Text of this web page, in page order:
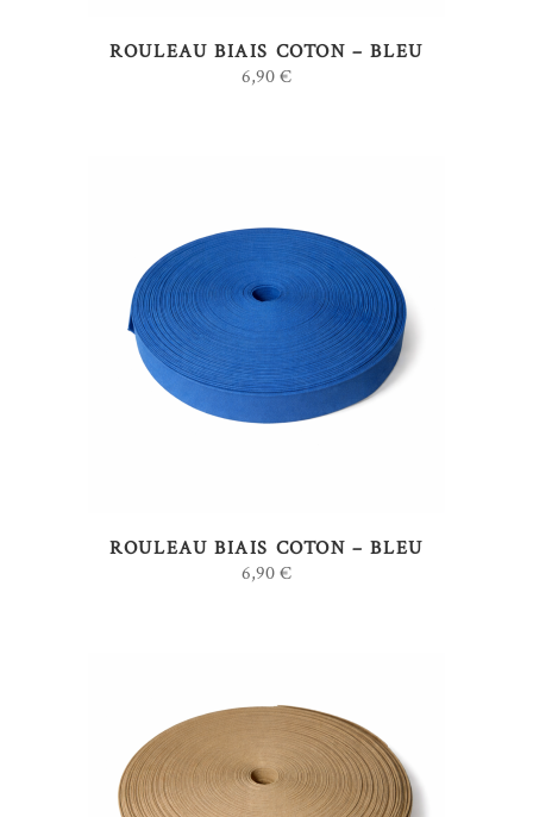
ROULEAU BIAIS COTON – BLEU
6,90€
AJOUTER AU PANIER
ROULEAU BIAIS COTON – BLEU
6,90€